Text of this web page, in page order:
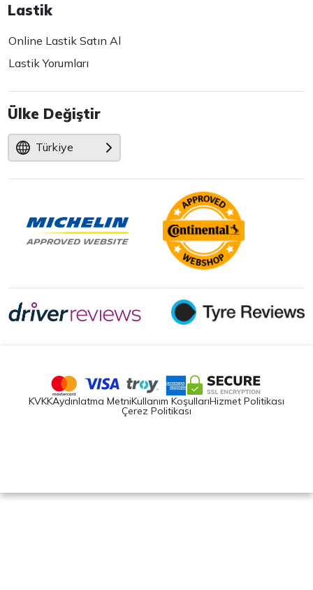
Lastik
Online Lastik Satın Al
Lastik Yorumları
Ülke Değiştir
Türkiye
KVKKAydınlatma MetniKullanım KoşullarıHizmet Politikası
Çerez Politikası